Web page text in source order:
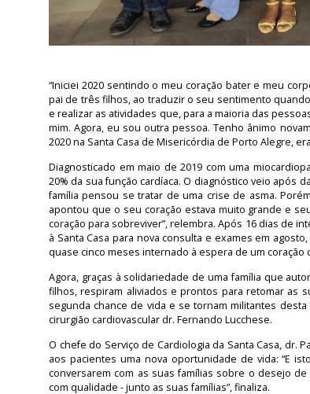
“Iniciei 2020 sentindo o meu coração bater e meu
pai de três filhos, ao traduzir o seu sentimento
e realizar as atividades que, para a maioria das
mim. Agora, eu sou outra pessoa. Tenho ânimo
2020 na Santa Casa de Misericórdia de Porto Alegre,
Diagnosticado em maio de 2019 com uma
20% da sua função cardíaca. O diagnóstico veio após
família pensou se tratar de uma crise de asma.
apontou que o seu coração estava muito grande e
coração para sobreviver”, relembra. Após 16 dias de
à Santa Casa para nova consulta e exames em
quase cinco meses internado à espera de um coração
Agora, graças à solidariedade de uma família que
filhos, respiram aliviados e prontos para retomar as
segunda chance de vida e se tornam militantes
cirurgião cardiovascular dr. Fernando Lucchese.
O chefe do Serviço de Cardiologia da Santa Casa,
aos pacientes uma nova oportunidade de vida: “E
conversarem com as suas famílias sobre o desejo
com qualidade - junto as suas famílias”, finaliza.